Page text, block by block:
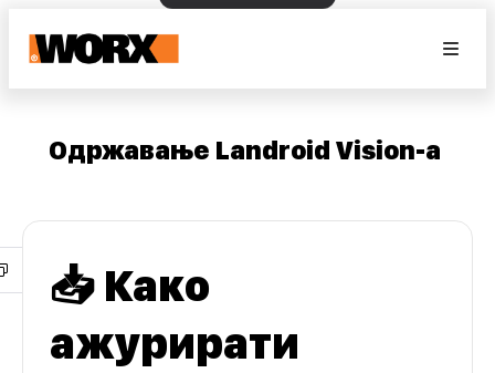
Одржавање Landroid Vision-а
📥 Како
ажурирати